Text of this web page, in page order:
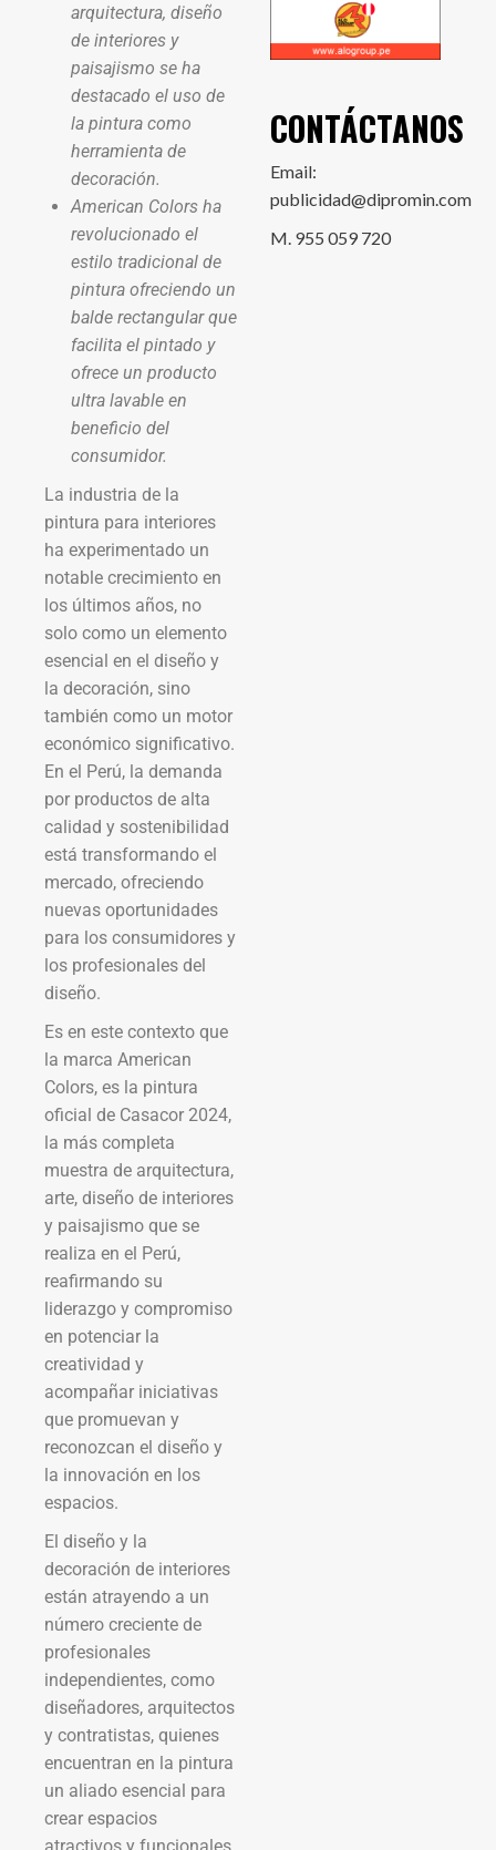
arquitectura, diseño
de interiores y
paisajismo se ha
destacado el uso de
la pintura como
herramienta de
decoración.
American Colors ha
revolucionado el
estilo tradicional de
pintura ofreciendo un
balde rectangular que
facilita el pintado y
ofrece un producto
ultra lavable en
beneficio del
consumidor.
La industria de la
pintura para interiores
ha experimentado un
notable crecimiento en
los últimos años, no
solo como un elemento
esencial en el diseño y
la decoración, sino
también como un motor
económico significativo.
En el Perú, la demanda
por productos de alta
calidad y sostenibilidad
está transformando el
mercado, ofreciendo
nuevas oportunidades
para los consumidores y
los profesionales del
diseño.
Es en este contexto que
la marca American
Colors, es la pintura
oficial de Casacor 2024,
la más completa
muestra de arquitectura,
arte, diseño de interiores
y paisajismo que se
realiza en el Perú,
reafirmando su
liderazgo y compromiso
en potenciar la
creatividad y
acompañar iniciativas
que promuevan y
reconozcan el diseño y
la innovación en los
espacios.
El diseño y la
decoración de interiores
están atrayendo a un
número creciente de
profesionales
independientes, como
diseñadores, arquitectos
y contratistas, quienes
encuentran en la pintura
un aliado esencial para
crear espacios
CONTÁCTANOS
Email:
publicidad@dipromin.com
M. 955 059 720